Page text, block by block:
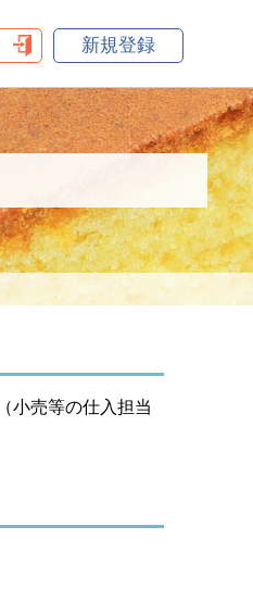
新規登録
小売等の仕入担当